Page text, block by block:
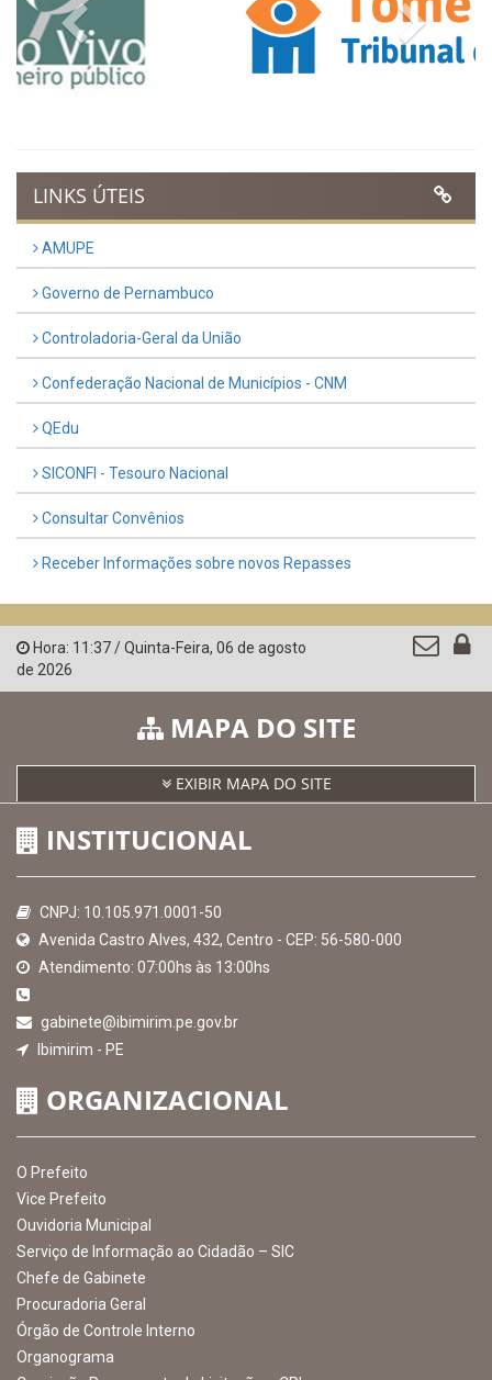
SICONFI - Tesouro Nacional
Consultar Convênios
Hora: 11:37/Quinta-Feira
de 2026
MAPA DO SITE
EXIBIR MAPA DO SITE
INSTITUCIONAL
CNPJ: 10.105.971.0001-50
Avenida Castro Alves, 432, Centro - CEP: 56-580-000
gabinete@ibimirim.pe.gov.br
ORGANIZACIONAL
Ouvidoria Municipal
Serviço de Informação ao Cidadão – SIC
Procuradoria Geral
Comissão Permanente de Licitação – CPL
CURTA NOSSA FAN PAGE
© Copyright 2026 Prefeitura Municipal de Ibimirim | Todos os
direitos reservados